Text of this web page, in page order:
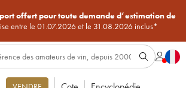
offert pour toute demande d’estimation de
entre le 01.07.2026 et le 31.08.2026 inclus*